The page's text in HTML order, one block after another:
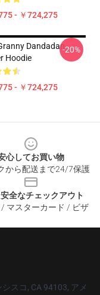
- ￥724,275
Dandadan
Hoodie
- ￥724,275
-20%
心してお買い物
から配送まで24/7保護
全なチェックアウト
/ マスターカード / ビザ
スコ, CA 94103, アメ